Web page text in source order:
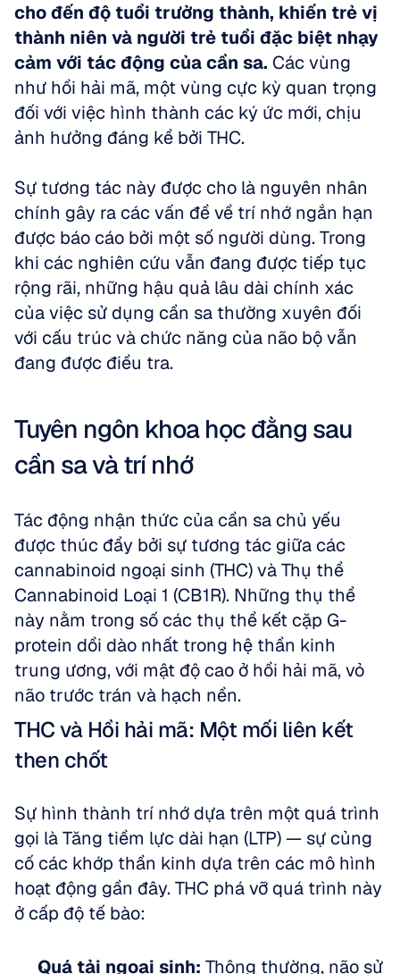
cho đến độ tuổi trưởng thành, khiến trẻ vị
thành niên và người trẻ tuổi đặc biệt nhạy
cảm với tác động của cần sa. Các vùng
như hồi hải mã, một vùng cực kỳ quan trọng
đối với việc hình thành các ký ức mới, chịu
ảnh hưởng đáng kể bởi THC.
Sự tương tác này được cho là nguyên nhân
chính gây ra các vấn đề về trí nhớ ngắn hạn
được báo cáo bởi một số người dùng. Trong
khi các nghiên cứu vẫn đang được tiếp tục
rộng rãi, những hậu quả lâu dài chính xác
của việc sử dụng cần sa thường xuyên đối
với cấu trúc và chức năng của não bộ vẫn
đang được điều tra.
Tuyên ngôn khoa học đằng sau
cần sa và trí nhớ
Tác động nhận thức của cần sa chủ yếu
được thúc đẩy bởi sự tương tác giữa các
cannabinoid ngoại sinh (THC) và Thụ thể
Cannabinoid Loại 1 (CB1R). Những thụ thể
này nằm trong số các thụ thể kết cặp G-
protein dồi dào nhất trong hệ thần kinh
trung ương, với mật độ cao ở hồi hải mã, vỏ
não trước trán và hạch nền.
THC và Hồi hải mã: Một mối liên kết
then chốt
Sự hình thành trí nhớ dựa trên một quá trình
gọi là Tăng tiềm lực dài hạn (LTP) — sự củng
cố các khớp thần kinh dựa trên các mô hình
hoạt động gần đây. THC phá vỡ quá trình này
ở cấp độ tế bào:
Quá tải ngoại sinh: Thông thường, não sử